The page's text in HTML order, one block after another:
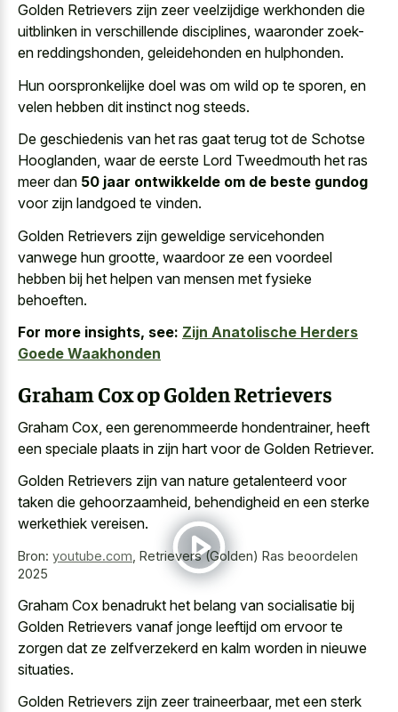
Golden Retrievers zijn zeer veelzijdige werkhonden die
uitblinken in verschillende disciplines, waaronder zoek-
en reddingshonden, geleidehonden en hulphonden.
Hun oorspronkelijke doel was om wild op te sporen, en
velen hebben dit instinct nog steeds.
De geschiedenis van het ras gaat terug tot de Schotse
Hooglanden, waar de eerste Lord Tweedmouth het ras
meer dan 50 jaar ontwikkelde om de beste gundog
voor zijn landgoed te vinden.
Golden Retrievers zijn geweldige servicehonden
vanwege hun grootte, waardoor ze een voordeel
hebben bij het helpen van mensen met fysieke
behoeften.
For more insights, see: Zijn Anatolische Herders
Goede Waakhonden
Graham Cox op Golden Retrievers
Graham Cox, een gerenommeerde hondentrainer, heeft
een speciale plaats in zijn hart voor de Golden Retriever.
Golden Retrievers zijn van nature getalenteerd voor
taken die gehoorzaamheid, behendigheid en een sterke
werkethiek vereisen.
Bron: youtube.com Retrievers (Golden) Ras beoordelen
2025
Graham Cox benadrukt het belang van socialisatie bij
Golden Retrievers vanaf jonge leeftijd om ervoor te
zorgen dat ze zelfverzekerd en kalm worden in nieuwe
situaties.
Golden Retrievers zijn zeer traineerbaar, met een sterk